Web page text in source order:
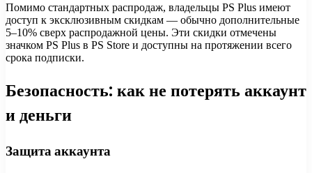
Помимо стандартных распродаж, владельцы PS Plus имеют
доступ к эксклюзивным скидкам — обычно дополнительные
5–10% сверх распродажной цены. Эти скидки отмечены
значком PS Plus в PS Store и доступны на протяжении всего
срока подписки.
Безопасность: как не потерять аккаунт
и деньги
Защита аккаунта